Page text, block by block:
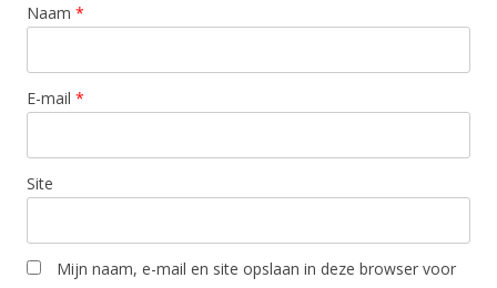
Naam *
E-mail *
Site
Mijn naam, e-mail en site opslaan in deze browser voor